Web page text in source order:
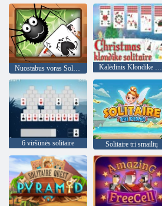
Kalėdinis Klondike Solitaire
6 viršūnės solitaire Solitaire tri smailių